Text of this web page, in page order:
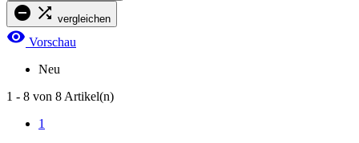
  vergleichen
 Vorschau
Neu
1 - 8 von 8 Artikel(n)
1